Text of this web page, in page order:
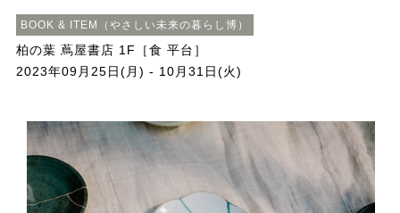
BOOK & ITEM（やさしい未来の暮らし博）
柏の葉 蔦屋書店 1F［食 平台］
2023年09月25日(月) - 10月31日(火)